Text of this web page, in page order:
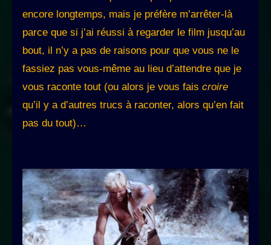
encore longtemps, mais je préfère m’arrêter-là
parce que si j’ai réussi à regarder le film jusqu’au
bout, il n’y a pas de raisons pour que vous ne le
fassiez pas vous-même au lieu d’attendre que je
vous raconte tout (ou alors je vous fais croire
qu’il y a d’autres trucs à raconter, alors qu’en fait
pas du tout)…